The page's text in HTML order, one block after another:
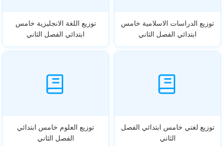
توزيع الدراسات الاسلامية خامس
ابتدائي الفصل الثاني
توزيع اللغة الانجليزية خامس
ابتدائي الفصل الثاني
توزيع لغتي خامس ابتدائي الفصل
الثاني
توزيع العلوم خامس ابتدائي
الفصل الثاني